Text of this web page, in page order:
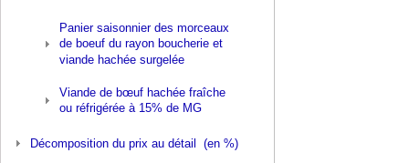
Panier saisonnier des morceaux
de boeuf du rayon boucherie et
viande hachée surgelée
Viande de bœuf hachée fraîche
ou réfrigérée à 15% de MG
Décomposition du prix au détail (en %)